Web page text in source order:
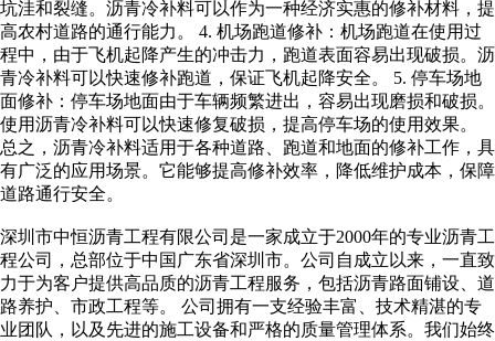
坑洼和裂缝。沥青冷补料可以作为一种经济实惠的修补材料，提
高农村道路的通行能力。 4. 机场跑道修补：机场跑道在使用过
程中，由于飞机起降产生的冲击力，跑道表面容易出现破损。沥
青冷补料可以快速修补跑道，保证飞机起降安全。 5. 停车场地
面修补：停车场地面由于车辆频繁进出，容易出现磨损和破损。
使用沥青冷补料可以快速修复破损，提高停车场的使用效果。
总之，沥青冷补料适用于各种道路、跑道和地面的修补工作，具
有广泛的应用场景。它能够提高修补效率，降低维护成本，保障
道路通行安全。
深圳市中恒沥青工程有限公司是一家成立于2000年的专业沥青工
程公司，总部位于中国广东省深圳市。公司自成立以来，一直致
力于为客户提供高品质的沥青工程服务，包括沥青路面铺设、道
路养护、市政工程等。 公司拥有一支经验丰富、技术精湛的专
业团队，以及先进的施工设备和严格的质量管理体系。我们始终